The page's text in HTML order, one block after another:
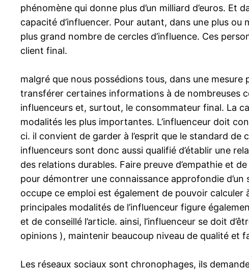
phénomène qui donne plus d’un milliard d’euros.
capacité d’influencer. Pour autant, dans une plus
plus grand nombre de cercles d’influence. Ces
client final.
malgré que nous possédions tous, dans une
transférer certaines informations à de nombreuses
influenceurs et, surtout, le consommateur final. La
modalités les plus importantes. L’influenceur doit
ci. il convient de garder à l’esprit que le standard de
influenceurs sont donc aussi qualifié d’établir une
des relations durables. Faire preuve d’empathie et
pour démontrer une connaissance approfondie
occupe ce emploi est également de pouvoir calculer
principales modalités de l’influenceur figure
et de conseillé l’article. ainsi, l’influenceur se doit
opinions ), maintenir beaucoup niveau de qualité et
Les réseaux sociaux sont chronophages, ils